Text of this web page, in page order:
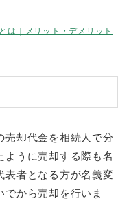
は｜メリット・デメリット
売却代金を相続人で分
ように売却する際も名
表者となる方が名義変
から売却を行いま